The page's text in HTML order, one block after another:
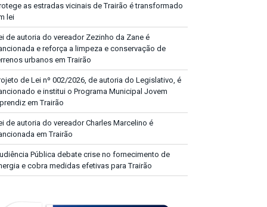
as estradas vicinais de Trairão é transformado
lei
de autoria do vereador Zezinho da Zane é
e reforça a limpeza e conservação de
urbanos em Trairão
de Lei nº 002/2026, de autoria do Legislativo, é
e institui o Programa Municipal Jovem
em Trairão
de autoria do vereador Charles Marcelino é
em Trairão
Pública debate crise no fornecimento de
e cobra medidas efetivas para Trairão